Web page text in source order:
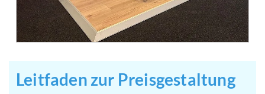
Leitfaden zur Preisgestaltung